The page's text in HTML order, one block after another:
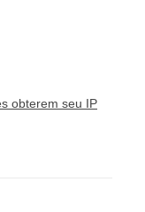
obterem seu IP